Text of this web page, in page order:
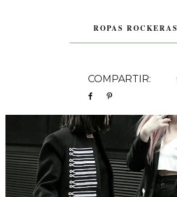
ROPAS ROCKERAS
COMPARTIR: